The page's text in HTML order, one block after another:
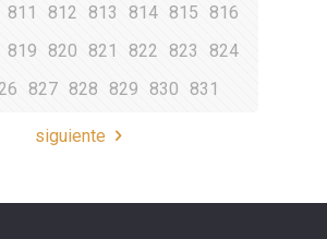
811 812 813 814 815
816
819 820 821 822 823
824
827 828 829 830 831
siguiente